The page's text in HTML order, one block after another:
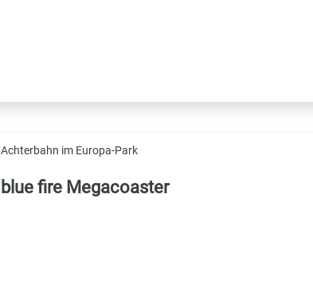
Achterbahn im Europa-Park
blue fire Megacoaster